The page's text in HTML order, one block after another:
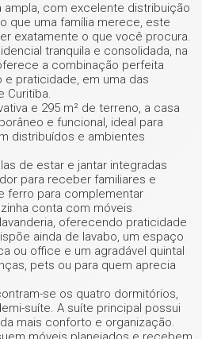
com excelente distribuição
que uma família merece, este
exatamente o que você procura.
tranquila e consolidada, na
a combinação perfeita
praticidade, em uma das
Curitiba.
e 295 m² de terreno, a casa
e funcional, ideal para
distribuídos e ambientes
de estar e jantar integradas
para receber familiares e
ferro para complementar
conta com móveis
oferecendo praticidade
ainda de lavabo, um espaço
ou office e um agradável quintal
pets ou para quem aprecia
se os quatro dormitórios,
suíte. A suíte principal possui
mais conforto e organização.